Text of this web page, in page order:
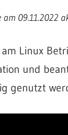
am 09.11.2022
Linux
und
genutzt